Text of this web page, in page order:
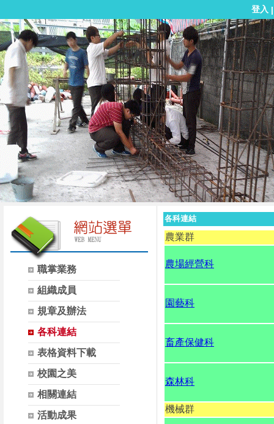
登入
職掌業務
組織成員
規章及辦法
各科連結
表格資料下載
校園之美
相關連結
活動成果
各科連結
農業群
農場經營科
園藝科
畜產保健科
森林科
機械群